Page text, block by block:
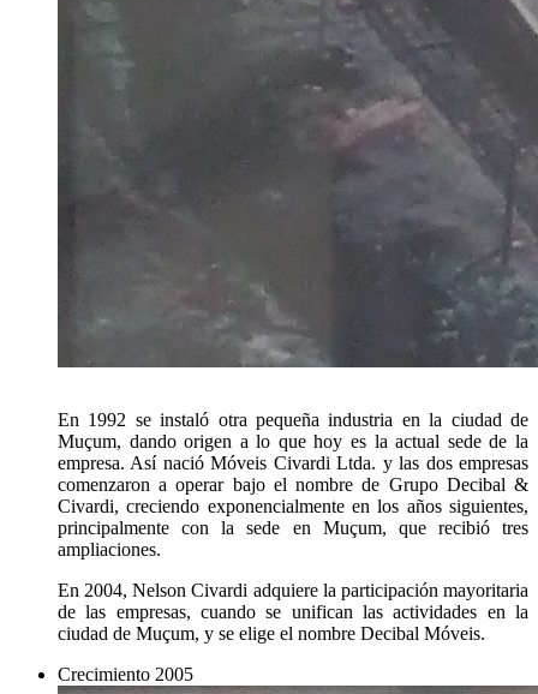
En 1992 se instaló otra pequeña industria en la ciudad de
Muçum, dando origen a lo que hoy es la actual sede de la
empresa. Así nació Móveis Civardi Ltda. y las dos empresas
comenzaron a operar bajo el nombre de Grupo Decibal &
Civardi, creciendo exponencialmente en los años siguientes,
principalmente con la sede en Muçum, que recibió tres
ampliaciones.
En 2004, Nelson Civardi adquiere la participación mayoritaria
de las empresas, cuando se unifican las actividades en la
ciudad de Muçum, y se elige el nombre Decibal Móveis.
Crecimiento 2005